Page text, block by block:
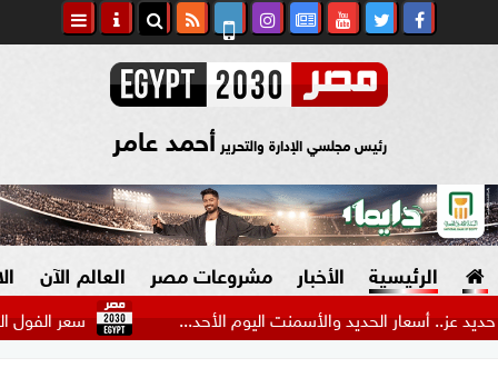
رئيس مجلسي الإدارة والتحرير أحمد عامر
الرئيسية الأخبار مشروعات مصر العالم الآن
سعر الفول اليوم الأحد الحديد والأسمنت اليوم الأحد...